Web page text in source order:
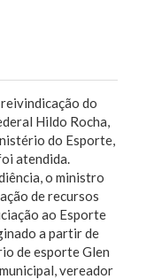
do
Hildo Rocha,
do Esporte,
atendida.
o ministro
de recursos
ao Esporte
a partir de
de esporte Glen
vereador